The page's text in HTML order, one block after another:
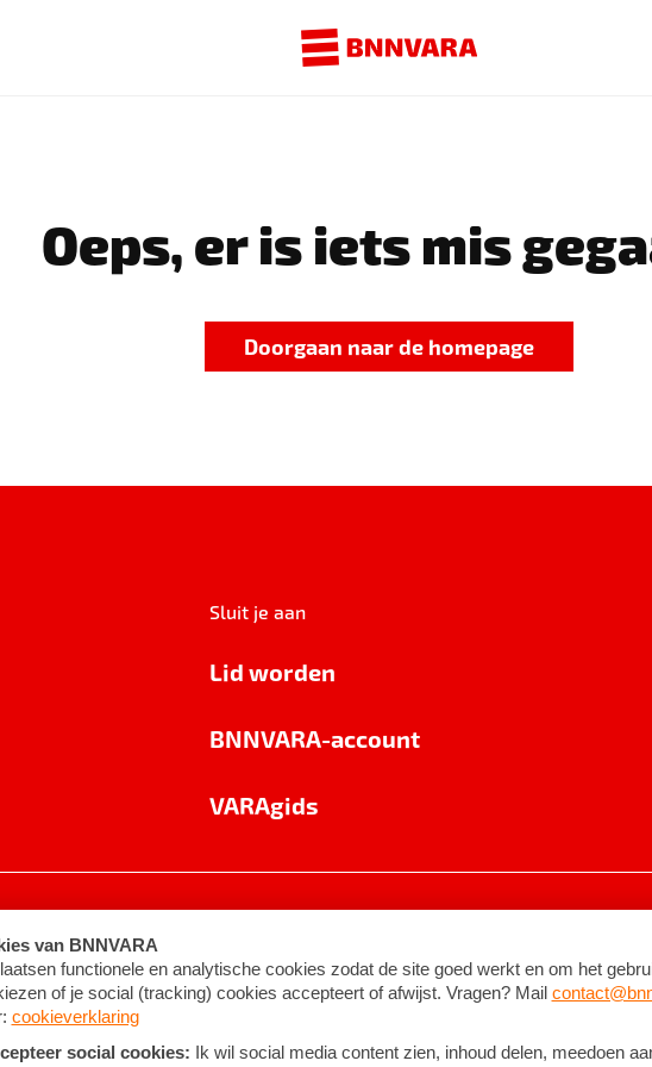
Oeps, er is iets mis
Doorgaan naar de homepage
Sluit je aan
Lid worden
BNNVARA-account
VARAgids
Algemene voorwaarden ©2026BNNVARA